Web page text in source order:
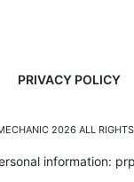
PRIVACY POLICY
2026 ALL RIGHTS
information: